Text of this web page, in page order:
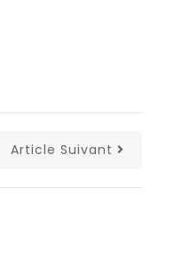
Article Suivant